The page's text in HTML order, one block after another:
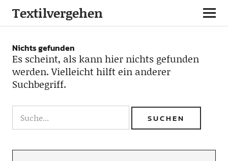
Textilvergehen
Nichts gefunden
Es scheint, als kann hier nichts gefunden
werden. Vielleicht hilft ein anderer
Suchbegriff.